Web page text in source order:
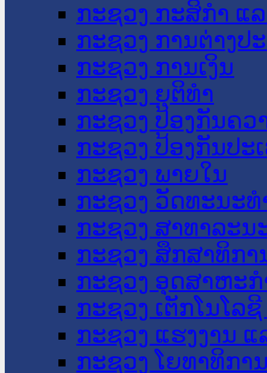
ກະຊວງ ກະສິກຳ ແ
ກະຊວງ ການຕ່າງປ
ກະຊວງ ການເງິນ
ກະຊວງ ຍຸຕິທໍາ
ກະຊວງ ປ້ອງກັນຄວ
ກະຊວງ ປ້ອງກັນປະ
ກະຊວງ ພາຍໃນ
ກະຊວງ ວັດທະນະ
ກະຊວງ ສາທາລະນ
ກະຊວງ ສຶກສາທິກາ
ກະຊວງ ອຸດສາຫະ
ກະຊວງ ເຕັກໂນໂລ
ກະຊວງ ແຮງງານ
ກະຊວງ ໂຍທາທິກາ